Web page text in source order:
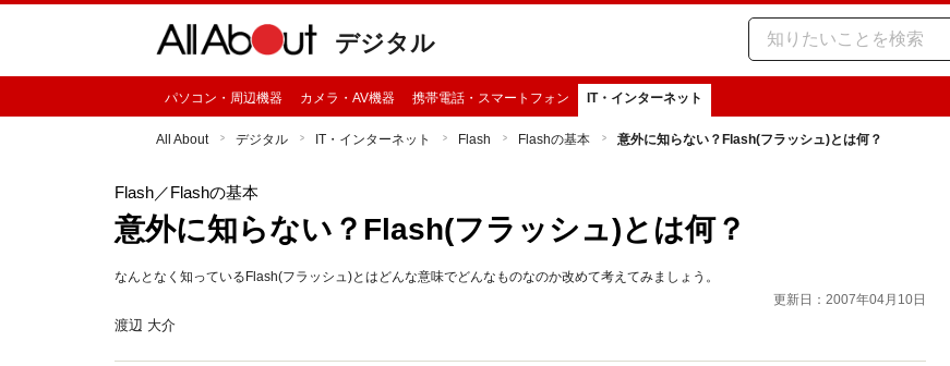
デジタル
パソコン・周辺機器 カメラ・AV機器 携帯電話・スマートフォン IT・インターネット
All About デジタル IT・インターネット Flash Flashの基本 意外に知らない？Flash(フラッシュ)とは何？
Flash／Flashの基本
意外に知らない？Flash(フラッシュ)とは何？
なんとなく知っているFlash(フラッシュ)とはどんな意味でどんなものなのか改めて考えてみましょう。
更新日：2007年04月10日
渡辺 大介